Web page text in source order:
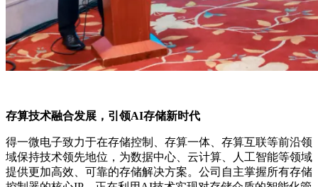
存算技术融合发展，引领AI存储新时代
得一微电子致力于在存储控制、存算一体、存算互联等前沿领
域保持技术领先地位，为数据中心、云计算、人工智能等领域
提供更加高效、可靠的存储解决方案。公司自主掌握所有存储